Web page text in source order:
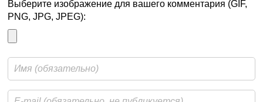
Выберите изображение для вашего комментария (GIF,
PNG, JPG, JPEG):